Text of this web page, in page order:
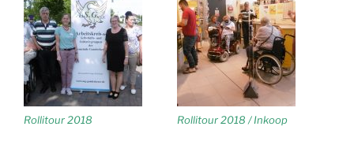
Rollitour 2018 Rollitour 2018 / Inkoop